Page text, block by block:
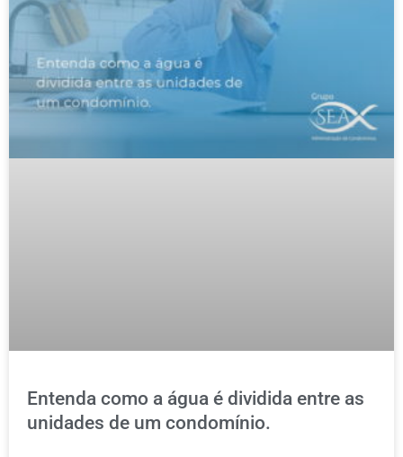
Entenda como a água é dividida entre as
unidades de um condomínio.